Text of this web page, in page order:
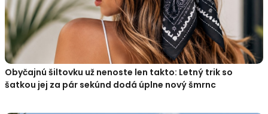
Obyčajnú šiltovku už nenoste len takto: Letný trik so
šatkou jej za pár sekúnd dodá úplne nový šmrnc